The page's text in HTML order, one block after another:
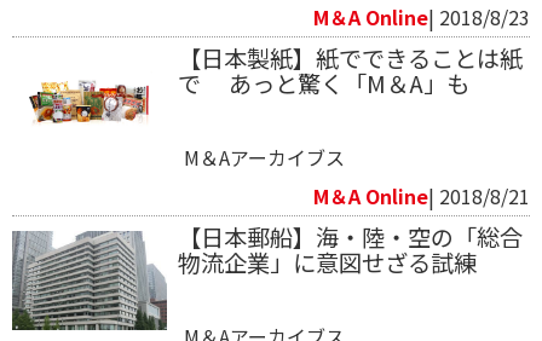
M＆A Online| 2018/8/23
【日本製紙】紙でできることは紙
で あっと驚く「M＆A」も
M＆Aアーカイブス
M＆A Online| 2018/8/21
【日本郵船】海・陸・空の「総合
物流企業」に意図せざる試練